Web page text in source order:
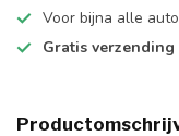
Voor bijna alle
Gratis verzending